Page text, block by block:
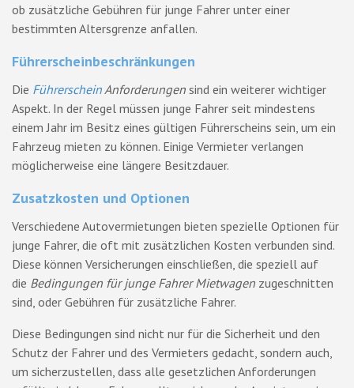
ob zusätzliche Gebühren für junge Fahrer unter einer
bestimmten Altersgrenze anfallen.
Führerscheinbeschränkungen
Die Führerschein Anforderungen sind ein weiterer wichtiger
Aspekt. In der Regel müssen junge Fahrer seit mindestens
einem Jahr im Besitz eines gültigen Führerscheins sein, um ein
Fahrzeug mieten zu können. Einige Vermieter verlangen
möglicherweise eine längere Besitzdauer.
Zusatzkosten und Optionen
Verschiedene Autovermietungen bieten spezielle Optionen für
junge Fahrer, die oft mit zusätzlichen Kosten verbunden sind.
Diese können Versicherungen einschließen, die speziell auf
die Bedingungen für junge Fahrer Mietwagen zugeschnitten
sind, oder Gebühren für zusätzliche Fahrer.
Diese Bedingungen sind nicht nur für die Sicherheit und den
Schutz der Fahrer und des Vermieters gedacht, sondern auch,
um sicherzustellen, dass alle gesetzlichen Anforderungen